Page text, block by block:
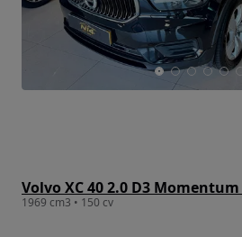
Volvo XC 40 2.0 D3
1969 cm3 • 150 cv